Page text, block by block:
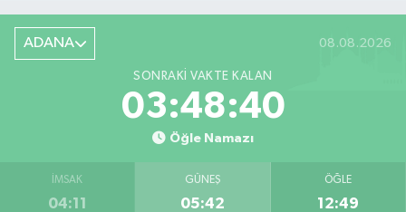
ADANA 08.08.2026
SONRAKI VAKTE KALAN
03:48:39
Öğle Namazı
İMSAK
04:11
GÜNEŞ
05:42
ÖĞLE
12:49